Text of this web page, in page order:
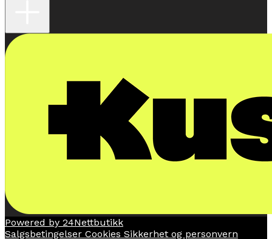
Powered by 24Nettbutikk
Salgsbetingelser Cookies Sikkerhet og personvern